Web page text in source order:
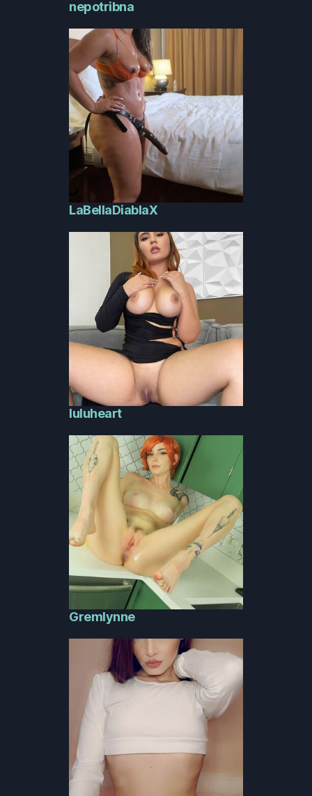
nepotribna
LaBellaDiablaX
luluheart
Gremlynne